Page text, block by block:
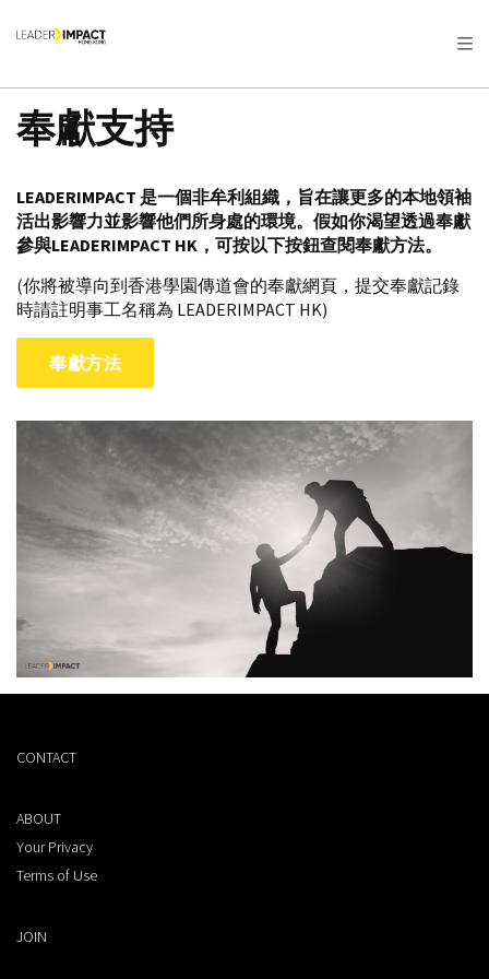
奉獻支持
LEADERIMPACT 是一個非牟利組織，旨在讓更多的本地領袖
活出影響力並影響他們所身處的環境。假如你渴望透過奉獻
參與LEADERIMPACT HK，可按以下按鈕查閱奉獻方法。
(你將被導向到香港學園傳道會的奉獻網頁，提交奉獻記錄
時請註明事工名稱為 LEADERIMPACT HK)
奉獻方法
CONTACT
ABOUT
Your Privacy
Terms of Use
JOIN